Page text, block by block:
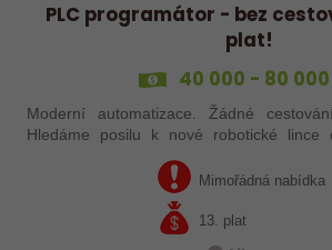
PLC programátor - bez
plat!
40 000 - 80
Moderní automatizace. Žádné
Hledáme posilu k nové robotické lince
jste šikovný absolvent…
Mimořádná nabídka
13. plat